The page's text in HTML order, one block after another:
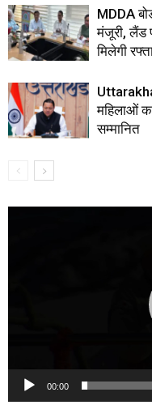
MDDA
मंजूरी, लैंड
मिलेगी
महिलाओं
सम्मानित
00:00